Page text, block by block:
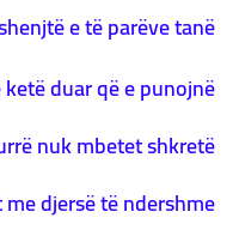
e të parëve tanë.
duar që e punojnë,
nuk mbetet shkretë.
djersë të ndershme,